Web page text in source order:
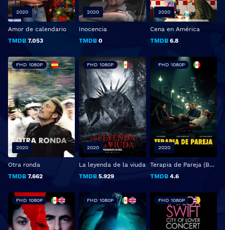
Amor de calendario
TMDB 7.053
2020
Inocencia
TMDB 0
2020
Cena en América
TMDB6.8
2020
Otra ronda
TMDB 7.662
FHD 1080P
2020
La leyenda de la viuda
TMDB 5.929
FHD 1080P
2020
Terapia de Pareja (Bad Therapy)
TMDB4.6
FHD 1080P
2020
FHD 1080P FHD 1080P FHD 1080P